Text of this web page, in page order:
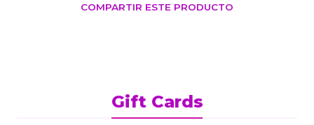
COMPARTIR ESTE PRODUCTO
Gift Cards